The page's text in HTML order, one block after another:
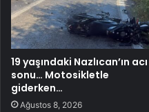
19 yaşındaki Nazlıcan’ın acı
sonu… Motosikletle
giderken…
Ağustos 8, 2026